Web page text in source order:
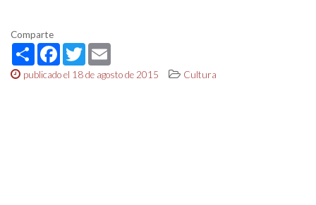
Comparte
ShareFacebook
Twitter
publicado el 18 de agosto de 2015 Cultura